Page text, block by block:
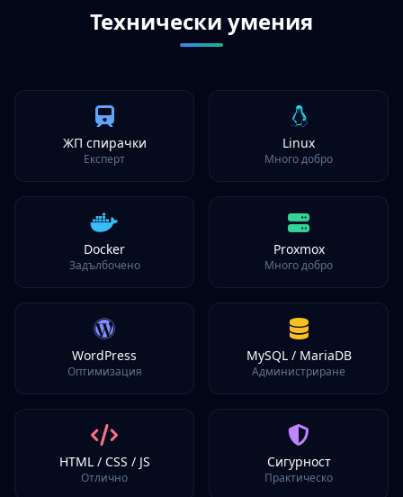
Технически умения
ЖП спирачки
Експерт
Linux
Много добро
Docker
Задълбочено
Proxmox
Много добро
WordPress
Оптимизация
MySQL / MariaDB
Администриране
HTML / CSS / JS
Отлично
Сигурност
Практическо